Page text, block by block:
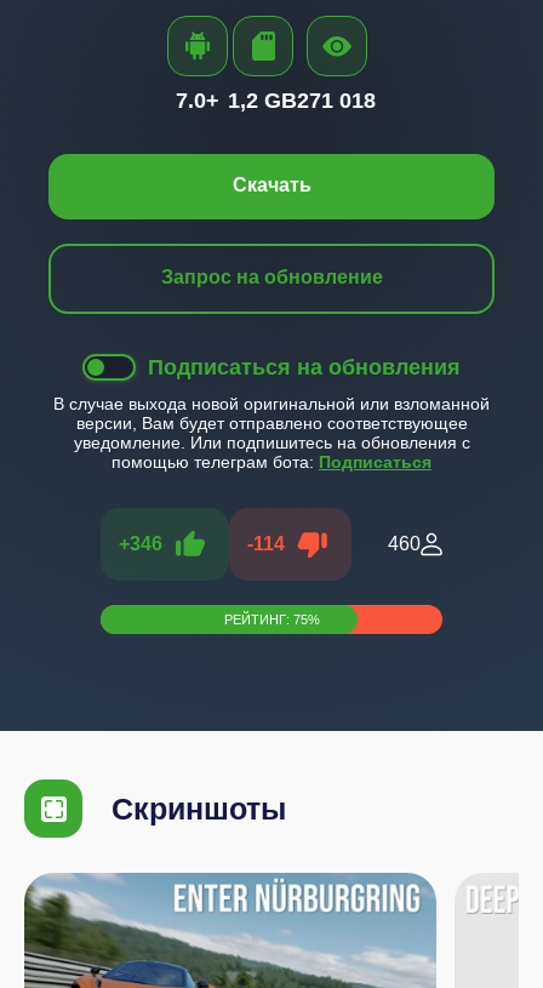
Скачать
Запрос на обновление
Подписаться на обновления
В случае выхода новой оригинальной или взломанной
версии, Вам будет отправлено соответствующее
уведомление. Или подпишитесь на обновления с
помощью телеграм бота: Подписаться
+346 -114 460
РЕЙТИНГ: 75%
7.0+ 1,2 GB271 018
Скриншоты